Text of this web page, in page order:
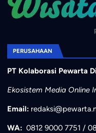
PERUSAHAAN
PT Kolaborasi Pewarta
Ekosistem Media Online
Email:
WA: 0812 9000 7751 /